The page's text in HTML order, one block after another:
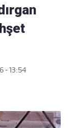
- 13:54